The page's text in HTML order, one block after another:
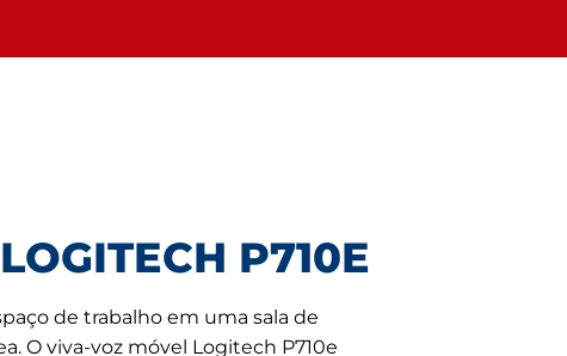
P710E
de trabalho em uma sala de
O viva-voz móvel Logitech P710e